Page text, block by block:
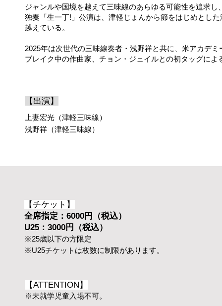
ジャンルや国境を越えて三味線のあらゆる可能性を追求
独奏「生一丁!」公演は、津軽じょんから節をはじめとし
越えている。
2025年は次世代の三味線奏者・浅野祥と共に、米アカデ
ブレイク中の作曲家、チョン・ジェイルとの初タッグに
【出演】
上妻宏光（津軽三味線）
浅野祥（津軽三味線）
【チケット】
全席指定：6000円​（税込）
U25：3000円​（税込）
※25歳以下の方限定
※U25チケットは枚数に制限があります。
【ATTENTION】
※未就学児童入場不可。